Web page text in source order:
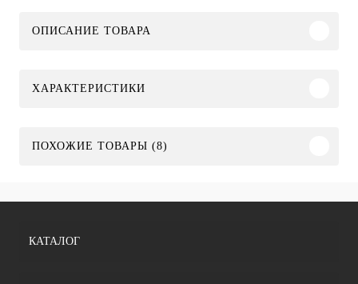
ОПИСАНИЕ ТОВАРА
ХАРАКТЕРИСТИКИ
ПОХОЖИЕ ТОВАРЫ (8)
КАТАЛОГ